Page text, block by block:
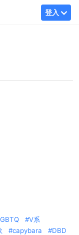
登入
V系
capybara
DBD